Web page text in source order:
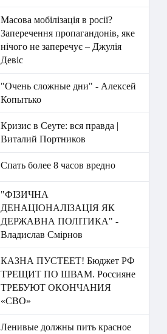
Масова мобілізація в росії?
Заперечення пропагандонів, яке
нічого не заперечує – Джулія
Девіс
"Очень сложные дни" - Алексей
Копытько
Кризис в Сеуте: вся правда |
Виталий Портников
Спать более 8 часов вредно
"ФІЗИЧНА
ДЕНАЦІОНАЛІЗАЦІЯ ЯК
ДЕРЖАВНА ПОЛІТИКА" -
Владислав Смірнов
КАЗНА ПУСТЕЕТ! Бюджет РФ
ТРЕЩИТ ПО ШВАМ. Россияне
ТРЕБУЮТ ОКОНЧАНИЯ
«СВО»
Ленивые должны пить красное